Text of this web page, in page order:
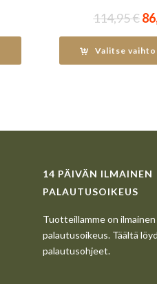
€.
114,95€
Valitse
14 PÄIVÄN ILMAINEN
PALAUTUSOIKEUS
Tuotteillamme on ilmainen
palautusoikeus. Täältä
palautusohjeet.